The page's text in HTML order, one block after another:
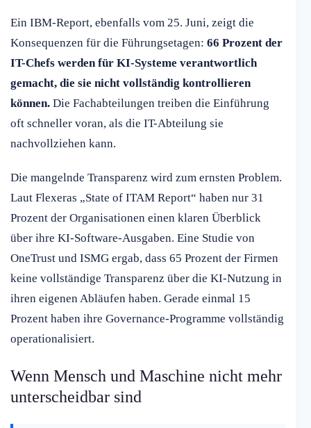
Ein IBM-Report, ebenfalls vom 25. Juni, zeigt die
Konsequenzen für die Führungsetagen: 66 Prozent der
IT-Chefs werden für KI-Systeme verantwortlich
gemacht, die sie nicht vollständig kontrollieren
können. Die Fachabteilungen treiben die Einführung
oft schneller voran, als die IT-Abteilung sie
nachvollziehen kann.
Die mangelnde Transparenz wird zum ernsten Problem.
Laut Flexeras „State of ITAM Report“ haben nur 31
Prozent der Organisationen einen klaren Überblick
über ihre KI-Software-Ausgaben. Eine Studie von
OneTrust und ISMG ergab, dass 65 Prozent der Firmen
keine vollständige Transparenz über die KI-Nutzung in
ihren eigenen Abläufen haben. Gerade einmal 15
Prozent haben ihre Governance-Programme vollständig
operationalisiert.
Wenn Mensch und Maschine nicht mehr
unterscheidbar sind